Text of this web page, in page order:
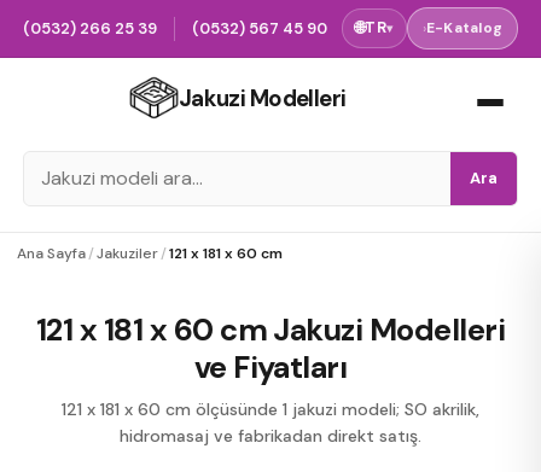
(0532) 266 25 39 (0532) 567 45 90 🌐TR▾ ›E-Katalog
Jakuzi Modelleri
Ara
Ana Sayfa/Jakuziler/121 x 181 x 60 cm
121 x 181 x 60 cm Jakuzi Modelleri
ve Fiyatları
121 x 181 x 60 cm ölçüsünde 1 jakuzi modeli; SO akrilik,
hidromasaj ve fabrikadan direkt satış.